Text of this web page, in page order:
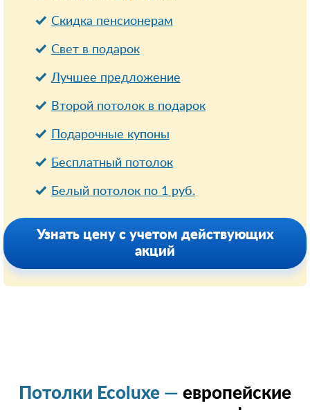
Cкидка пенсионерам
Свет в подарок
Лучшее предложение
Второй потолок в подарок
Подарочные купоны
Бесплатный потолок
Белый потолок по 1 руб.
Узнать цену с учетом действующих
акций
Потолки Ecoluxe — европейские